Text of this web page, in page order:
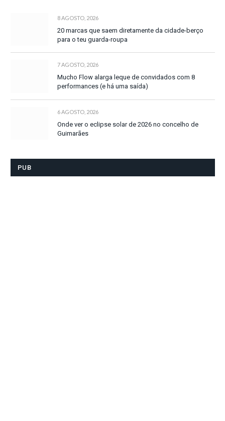
8 AGOSTO, 2026
20 marcas que saem diretamente da cidade-berço
para o teu guarda-roupa
7 AGOSTO, 2026
Mucho Flow alarga leque de convidados com 8
performances (e há uma saída)
6 AGOSTO, 2026
Onde ver o eclipse solar de 2026 no concelho de
Guimarães
PUB